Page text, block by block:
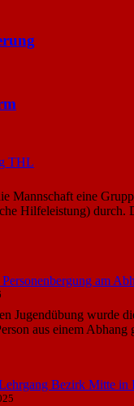
THL
Mannschaft eine
Hilfeleistung) durch.
am
Jugendübung wurde
aus einem
Bezirk Mitte in